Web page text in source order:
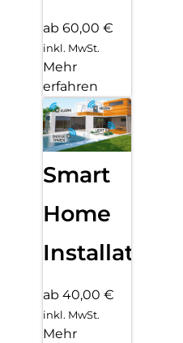
ab 60,00 €
inkl. MwSt.
Mehr
erfahren
Smart
Home
Installation
ab 40,00 €
inkl. MwSt.
Mehr